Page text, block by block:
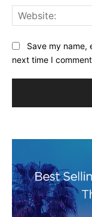
Save my name,
next time I